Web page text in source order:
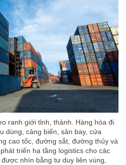
ranh giới tỉnh, thành. Hàng hóa đi
dùng, cảng biển, sân bay, cửa
cao tốc, đường sắt, đường thủy và
triển hạ tầng logistics cho các
nhìn bằng tư duy liên vùng,